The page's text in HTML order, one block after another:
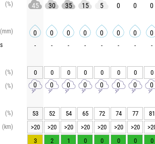
(%)
(mm)
(%)
(%)
(%)
(km)
45 30 35 15 5 0 0 0
0 0 0 0 0 0 0 0
- - - - - - - -
0 0 0 0 0 0 0 0
0 0 0 0 0 0 0 0
53 52 54 65 72 74 77
81
>20
>20 >20 >20 >20 >20 >20
3
2 1 0 0 0 0 0